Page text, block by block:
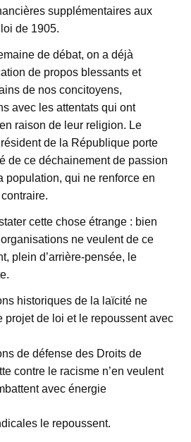
supplémentaires aux
de 1905.
de débat, on a déjà
de propos blessants et
de nos concitoyens,
avec les attentats qui ont
raison de leur religion. Le
de la République porte
de ce déchainement de passion
population, qui ne renforce en
cette chose étrange : bien
ne veulent de ce
plein d’arrière-pensée, le
historiques de la laïcité ne
projet de loi et le repoussent avec
de défense des Droits de
contre le racisme n’en veulent
avec énergie
le repoussent.